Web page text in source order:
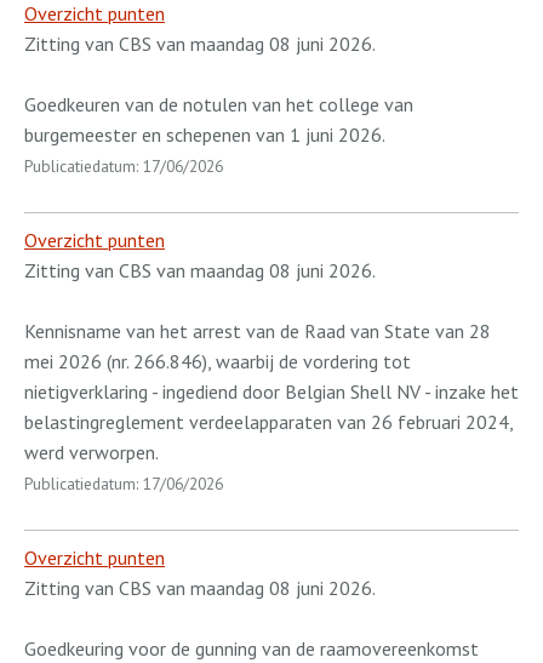
Overzicht punten
Zitting van CBS van maandag 08 juni 2026.
Goedkeuren van de notulen van het college van
burgemeester en schepenen van 1 juni 2026.
Publicatiedatum: 17/06/2026
Overzicht punten
Zitting van CBS van maandag 08 juni 2026.
Kennisname van het arrest van de Raad van State van 28
mei 2026 (nr. 266.846), waarbij de vordering tot
nietigverklaring - ingediend door Belgian Shell NV - inzake het
belastingreglement verdeelapparaten van 26 februari 2024,
werd verworpen.
Publicatiedatum: 17/06/2026
Overzicht punten
Zitting van CBS van maandag 08 juni 2026.
Goedkeuring voor de gunning van de raamovereenkomst